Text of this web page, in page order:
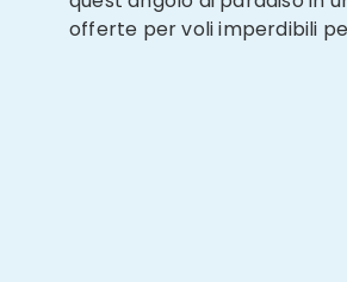
offerte per voli imperdibili